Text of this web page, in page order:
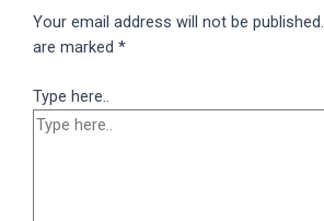
Your email address will not be published.
are marked*
Type here..